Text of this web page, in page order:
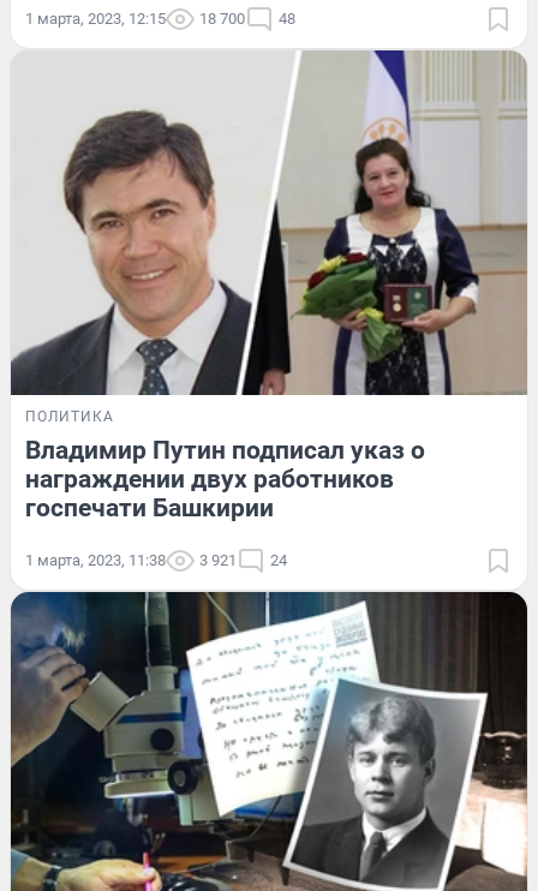
1 марта, 2023, 12:15 18 700 48
ПОЛИТИКА
Владимир Путин подписал указ о
награждении двух работников
госпечати Башкирии
1 марта, 2023, 11:38 3 921 24